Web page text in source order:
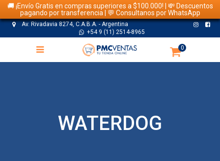
🚚 ¡Envío Gratis en compras superiores a $100.000! | 💸 Descuentos
pagando por transferencia | 💬 Consultanos por WhatsApp
Av. Rivadavia 8274, C.A.B.A. - Argentina
+54 9 (11) 2514-8965
0
WATERDOG